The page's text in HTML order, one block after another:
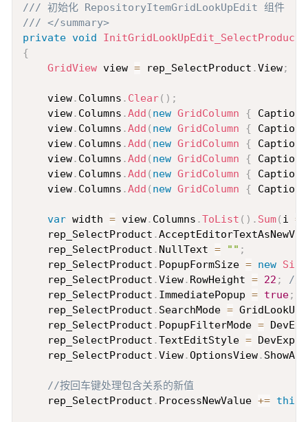
/// 初始化 RepositoryItemGridLookUpEdit 组件
/// </summary>
private void InitGridLookUpEdit_SelectProduct
{
GridView view = rep_SelectProduct .View;
    view
. Columns . Clear( ) ;
    view
. Columns .Add ( new GridColumn { Caption
    view
. Columns .Add ( new GridColumn { Caption
    view
. Columns .Add ( new GridColumn { Caption
    view
. Columns .Add ( new GridColumn { Caption
    view
. Columns .Add ( new GridColumn { Caption
    view
. Columns .Add ( new GridColumn { Caption
var width = view. Columns .ToList ( ) . Sum( i =>
    rep_SelectProduct
.
    rep_SelectProduct
. NullText = "" ;
    rep_SelectProduct
. PopupFormSize = new Size
    rep_SelectProduct
.View. RowHeight = 22 ;
//
    rep_SelectProduct
. ImmediatePopup = true;
    rep_SelectProduct
. SearchMode =
    rep_SelectProduct
. PopupFilterMode =
    rep_SelectProduct
.TextEditStyle =
    rep_SelectProduct
.View.OptionsView.
//按回车键处理包含关系的新值
    rep_SelectProduct
. ProcessNewValue += this